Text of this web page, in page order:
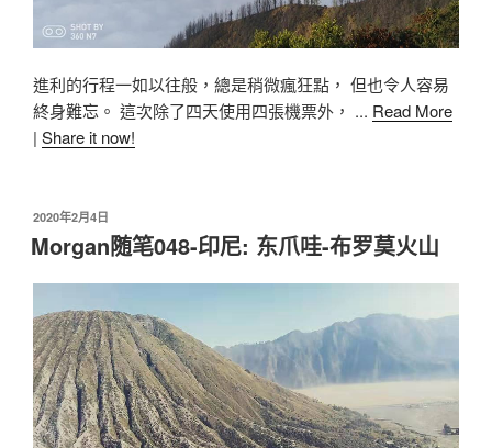
進利的行程一如以往般，總是稍微瘋狂點， 但也令人容易
終身難忘。 這次除了四天使用四張機票外， ... Read More
| Share it now!
2020年2月4日
Morgan随笔048-印尼: 东爪哇-布罗莫火山